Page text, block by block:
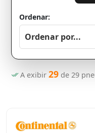
Ordenar:
A exibir 29 de 29